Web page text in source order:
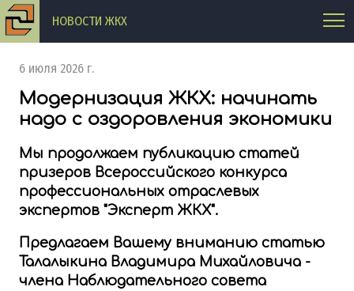
НОВОСТИ ЖКХ
6 июля 2026 г.
Модернизация ЖКХ: начинать
надо с оздоровления экономики
Мы продолжаем публикацию статей
призеров Всероссийского конкурса
профессиональных отраслевых
экспертов "Эксперт ЖКХ".
Предлагаем Вашему вниманию статью
Талалыкина Владимира Михайловича -
члена Наблюдательного совета